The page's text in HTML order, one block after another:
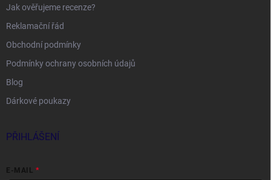
Jak ověřujeme recenze?
Reklamační řád
Obchodní podmínky
Podmínky ochrany osobních údajů
Blog
Dárkové poukazy
PŘIHLÁŠENÍ
E-MAIL